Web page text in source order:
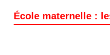
École maternelle :